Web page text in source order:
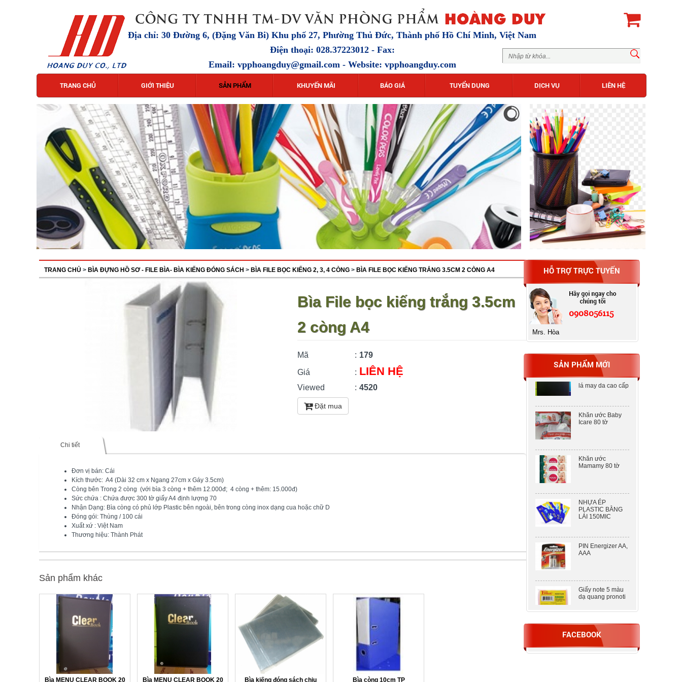
Địa chỉ: 30 Đường 6, (Đặng Văn Bi) Khu phố 27, Phường Thủ Đức, Thành phố Hồ Chí Minh, Việt Nam
Điện thoại: 028.37223012 - Fax:
Email: vpphoangduy@gmail.com- Website: vpphoangduy.com
TRANG CHỦ GIỚI THIỆU SẢN PHẨM KHUYẾN MÃI BÁO GIÁ TUYỂN DỤNG DỊCH VỤ LIÊN HỆ
HỖ TRỢ TRỰC TUYẾN
0908056115
Mrs. Hòa
SẢN PHẨM MỚI
Máy tính Casio fx-
580VN X
Bìa MENU
CLEAR BOOK 20
lá may da cao cấp
Khăn ước Baby
Icare 80 tờ
Khăn ước
Mamamy 80 tờ
NHỰA ÉP
PLASTIC BẰNG
LÁI 150MIC
PIN Energizer AA,
AAA
Giấy note 5 màu
dạ quang pronoti
DẬP 2 LỖ KW –
TRIO 938 ( 100
FACEBOOK
TRANG CHỦ > BÌA ĐỰNG HỒ SƠ - FILE BÌA- BÌA KIẾNG ĐÓNG SÁCH > BÌA FILE BỌC KIẾNG 2, 3, 4 CÒNG > BÌA FILE BỌC KIẾNG TRẮNG 3.5CM 2 CÒNG A4
Bìa File bọc kiếng trắng 3.5cm
2 còng A4
Mã : 179
Giá
: LIÊN HỆ
Viewed : 4520
Đặt mua
Chi tiết
Đơn vị bán: Cái
Kích thước: A4 (Dài 32 cm x Ngang 27cm x Gáy 3.5cm)
Còng bên Trong 2 còng (với bìa 3 còng + thêm 12.000đ; 4 còng + thêm: 15.000đ)
Sức chứa : Chứa được 300 tờ giấy A4 định lượng 70
Nhận Dạng: Bìa còng có phủ lớp Plastic bên ngoài, bên trong còng inox dạng cua hoặc chữ D
Đóng gói: Thùng / 100 cái
Xuất xứ : Việt Nam
Thương hiệu: Thành Phát
Sản phẩm khác
Bìa MENU CLEAR BOOK 20
Bìa MENU CLEAR BOOK 20
Bìa kiếng đóng sách chịu
Bìa còng 10cm TP